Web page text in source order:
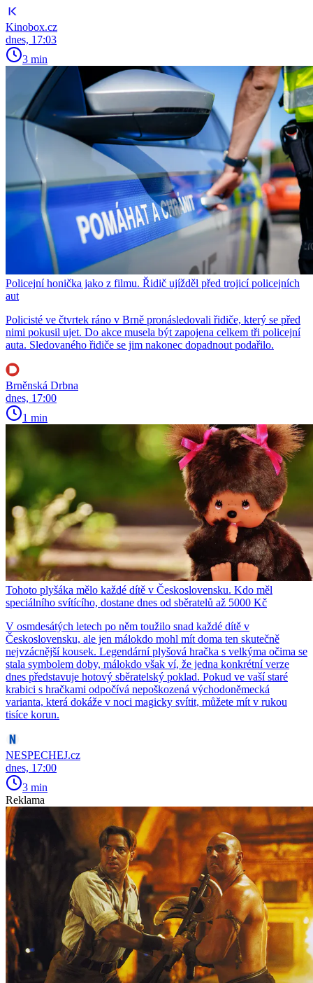
Kinobox.cz
dnes, 17:03
3 min
Policejní honička jako z filmu. Řidič ujížděl před trojicí policejních
aut
Policisté ve čtvrtek ráno v Brně pronásledovali řidiče, který se před
nimi pokusil ujet. Do akce musela být zapojena celkem tři policejní
auta. Sledovaného řidiče se jim nakonec dopadnout podařilo.
Brněnská Drbna
dnes, 17:00
1 min
Tohoto plyšáka mělo každé dítě v Československu. Kdo měl
speciálního svítícího, dostane dnes od sběratelů až 5000 Kč
V osmdesátých letech po něm toužilo snad každé dítě v
Československu, ale jen málokdo mohl mít doma ten skutečně
nejvzácnější kousek. Legendární plyšová hračka s velkýma očima se
stala symbolem doby, málokdo však ví, že jedna konkrétní verze
dnes představuje hotový sběratelský poklad. Pokud ve vaší staré
krabici s hračkami odpočívá nepoškozená východoněmecká
varianta, která dokáže v noci magicky svítit, můžete mít v rukou
tisíce korun.
NESPECHEJ.cz
dnes, 17:00
3 min
Reklama